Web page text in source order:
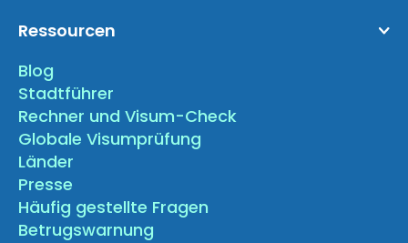
Ressourcen
Blog
Stadtführer
Rechner und Visum-Check
Globale Visumprüfung
Länder
Presse
Häufig gestellte Fragen
Betrugswarnung